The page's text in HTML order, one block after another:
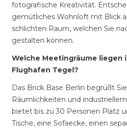
fotografische Kreativität.
gemütliches Wohnloft mit Blick
schlichten Raum, welchen Sie
gestalten können.
Welche Meetingräume liegen
Flughafen Tegel?
Das Brick Base Berlin begrüßt
Räumlichkeiten und
bietet bis zu 30 Personen Platz
Tische, eine Sofaecke, einen